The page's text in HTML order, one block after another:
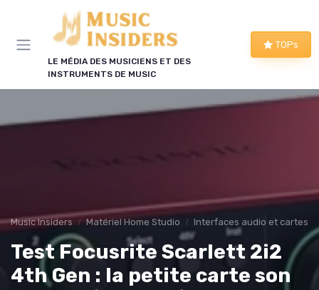
LE MÉDIA DES MUSICIENS ET DES
INSTRUMENTS DE MUSIC
TOPs
Music Insiders Matériel Home Studio Interfaces audio et cartes
Test Focusrite Scarlett 2i2
4th Gen : la petite carte son
Panneau de gestion des cookies